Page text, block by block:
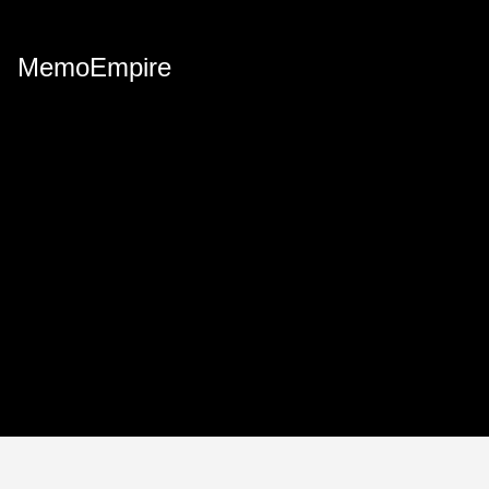
MemoEmpire